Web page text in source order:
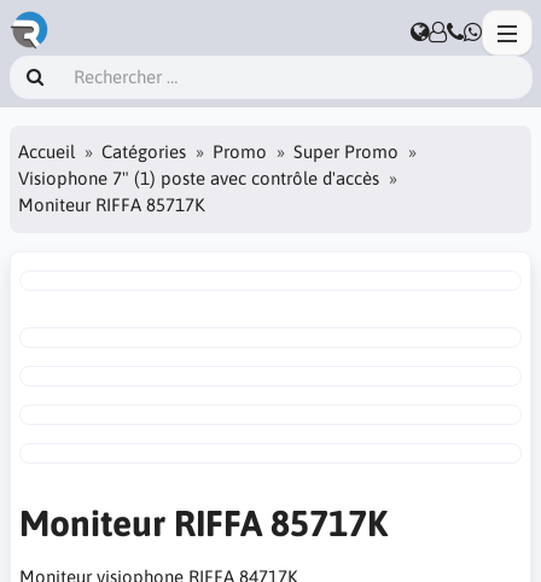
Accueil Catégories Promo
Super Promo
Visiophone 7" (1) poste avec contrôle d'accès
Moniteur RIFFA 85717K
Moniteur RIFFA 85717K
Moniteur visiophone RIFFA 84717K